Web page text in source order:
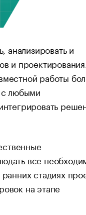
анализировать и
и
работы
с любыми
все
стадиях
на этапе